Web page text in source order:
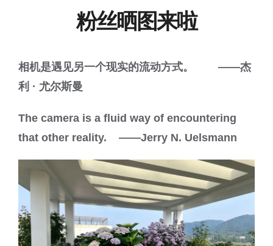
节日快乐
园艺知识
客户到访
其它
粉丝晒图来啦
相机是遇见另一个现实的流动方式。 ——杰
利 · 尤尔斯曼
The camera is a fluid way of encountering
that other reality. ——Jerry N. Uelsmann